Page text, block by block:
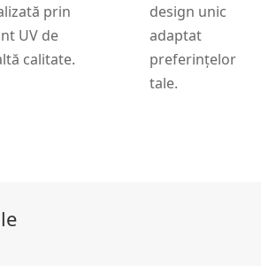
prin
UV de
calitate.
design unic
adaptat
preferințelor
tale.